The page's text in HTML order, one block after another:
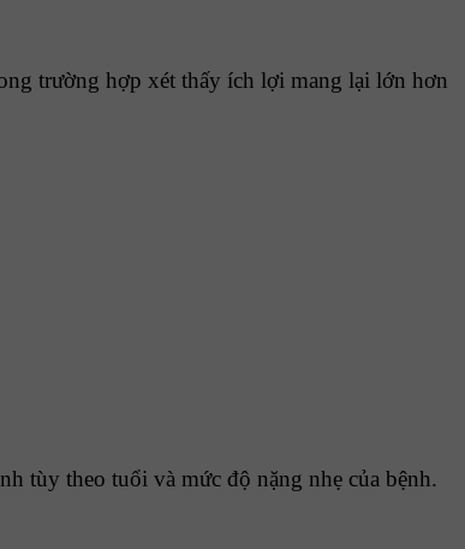
trường hợp xét thấy ích lợi mang lại lớn hơn
tùy theo tuổi và mức độ nặng nhẹ của bệnh.